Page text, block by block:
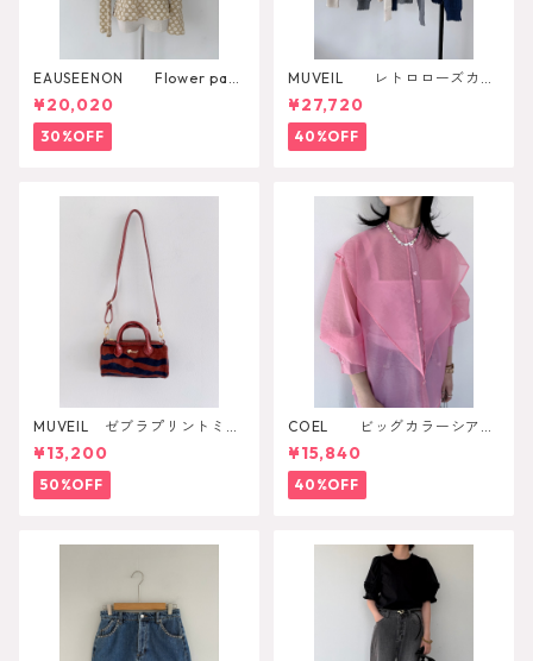
EAUSEENON Flower patt
ern cut and sewn
¥20,020
30%OFF
MUVEIL レトロローズカー
ディガン
¥27,720
40%OFF
MUVEIL ゼブラプリントミニ
ボストンバッグ
¥13,200
50%OFF
COEL ビッグカラーシアー
シャツ
¥15,840
40%OFF